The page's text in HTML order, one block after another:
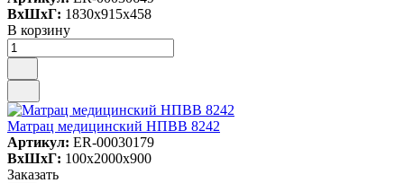
ВxШxГ: 1830x915x458
В корзину
Матрац медицинский НПВВ 8242
Артикул: ER-00030179
ВxШxГ: 100x2000x900
Заказать